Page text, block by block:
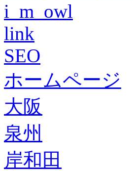
i_m_owl
link
SEO
ホームページ
大阪
泉州
岸和田